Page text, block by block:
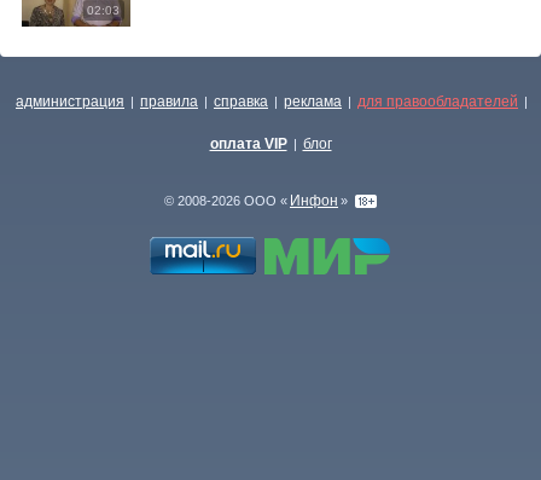
02:03
администрация | правила | справка | реклама | для правообладателей |
оплата VIP | блог
© 2008-2026 ООО « Инфон »